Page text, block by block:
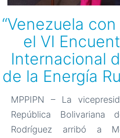
“Venezuela
el VI
Internacional
de la Energía
MPPIPN – La
República Bolivariana
Rodríguez arribó a